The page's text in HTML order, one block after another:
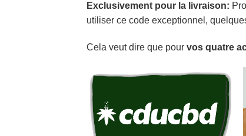
Exclusivement pour la livraison:
utiliser ce code exceptionnel,
Cela veut dire que pour vos quatre